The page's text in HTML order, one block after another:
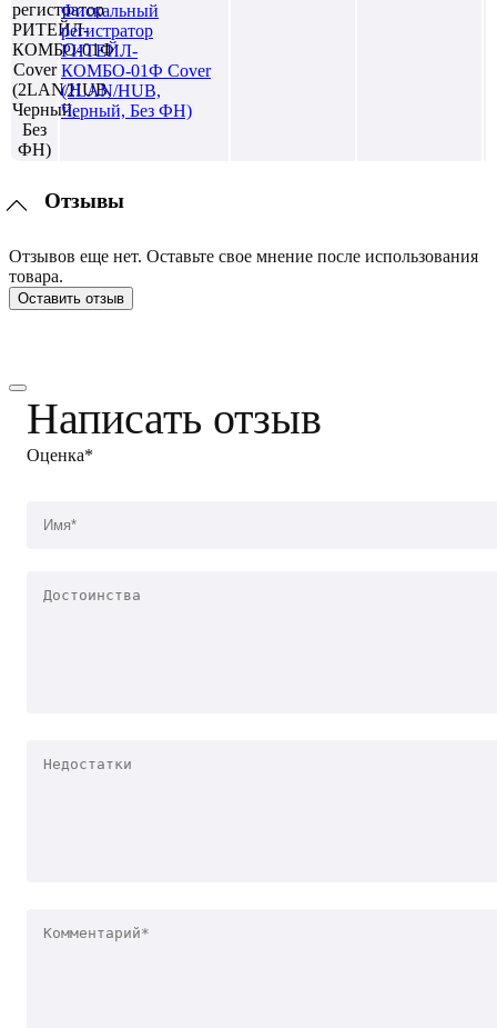
Фискальный
регистратор
РИТЕЙЛ-
КОМБО-01Ф Cover
(2LAN/HUB,
Черный, Без ФН)
Отзывы
Отзывов еще нет. Оставьте свое мнение после использования
товара.
Оставить отзыв
Написать отзыв
Оценка*